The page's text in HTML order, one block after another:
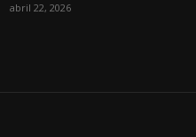
abril 22, 2026